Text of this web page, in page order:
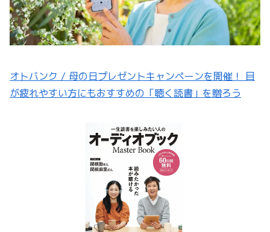
オトバンク / 母の日プレゼントキャンペーンを開催！ 目
が疲れやすい方にもおすすめの「聴く読書」を贈ろう